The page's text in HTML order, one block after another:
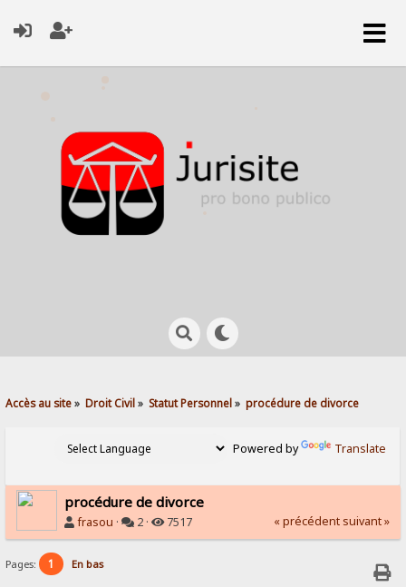
Accès au site» Droit Civil» Statut Personnel» procédure de divorce
Powered by Translate
procédure de divorce
frasou · 2 · 7517 « précédent suivant »
Pages: 1 En bas